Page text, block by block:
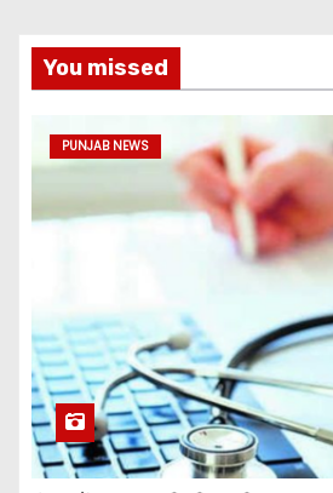
You missed
PUNJAB NEWS